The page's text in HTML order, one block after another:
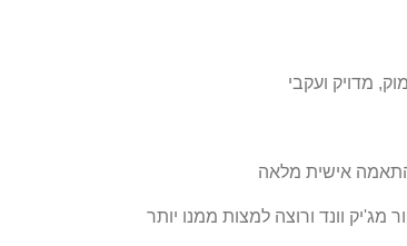
מדויק ועקבי
אישית מלאה
וונד ורוצה למצות ממנו יותר